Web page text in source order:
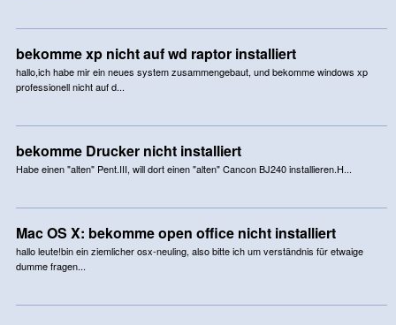
bekomme xp nicht auf wd raptor installiert
hallo,ich habe mir ein neues system zusammengebaut, und bekomme windows xp
professionell nicht auf d...
bekomme Drucker nicht installiert
Habe einen "alten" Pent.III, will dort einen "alten" Cancon BJ240 installieren.H...
Mac OS X: bekomme open office nicht installiert
hallo leute!bin ein ziemlicher osx-neuling, also bitte ich um verständnis für etwaige
dumme fragen...